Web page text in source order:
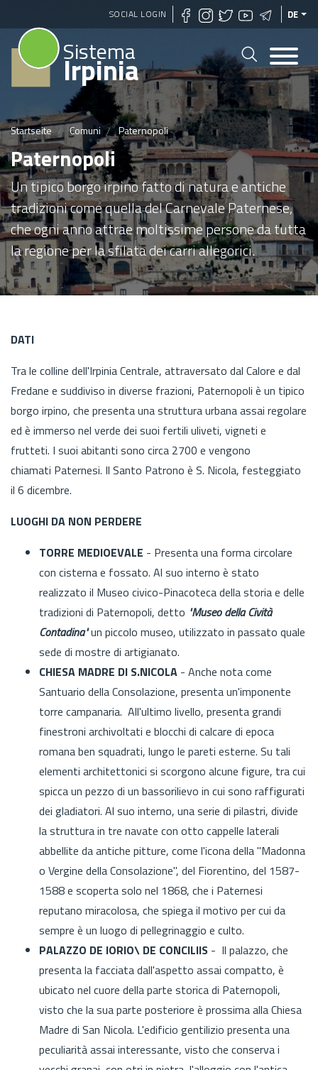
Direkt
zum
SOCIAL LOGIN DE
Sistema
Irpinia
Startseite Comuni Paternopoli
Paternopoli
Un tipico borgo irpino fatto di natura e antiche
tradizioni come quella del Carnevale Paternese,
che ogni anno attrae moltissime persone da tutta
la regione per la sfilata dei carri allegorici.
DATI
Tra le colline dell'Irpinia Centrale, attraversato dal Calore e dal
Fredane e suddiviso in diverse frazioni, Paternopoli è un tipico
borgo irpino, che presenta una struttura urbana assai regolare
ed è immerso nel verde dei suoi fertili uliveti, vigneti e
frutteti. I suoi abitanti sono circa 2700 e vengono
chiamati Paternesi. Il Santo Patrono è S. Nicola, festeggiato
il 6 dicembre.
LUOGHI DA NON PERDERE
TORRE MEDIOEVALE - Presenta una forma circolare
con cisterna e fossato. Al suo interno è stato
realizzato il Museo civico-Pinacoteca della storia e delle
tradizioni di Paternopoli, detto "Museo della Cività
Contadina"un piccolo museo, utilizzato in passato quale
sede di mostre di artigianato.
CHIESA MADRE DI S.NICOLA - Anche nota come
Santuario della Consolazione, presenta un'imponente
torre campanaria. All'ultimo livello, presenta grandi
finestroni archivoltati e blocchi di calcare di epoca
romana ben squadrati, lungo le pareti esterne. Su tali
elementi architettonici si scorgono alcune figure, tra cui
spicca un pezzo di un bassorilievo in cui sono raffigurati
dei gladiatori. Al suo interno, una serie di pilastri, divide
la struttura in tre navate con otto cappelle laterali
abbellite da antiche pitture, come l'icona della "Madonna
o Vergine della Consolazione", del Fiorentino, del 1587-
1588 e scoperta solo nel 1868, che i Paternesi
reputano miracolosa, che spiega il motivo per cui da
sempre è un luogo di pellegrinaggio e culto.
PALAZZO DE IORIO\ DE CONCILIIS - Il palazzo, che
presenta la facciata dall'aspetto assai compatto, è
ubicato nel cuore della parte storica di Paternopoli,
visto che la sua parte posteriore è prossima alla Chiesa
Madre di San Nicola. L'edificio gentilizio presenta una
peculiarità assai interessante, visto che conserva i